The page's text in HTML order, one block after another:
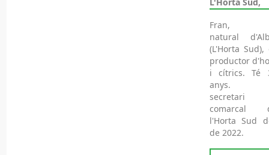
Fran,
natural
(L'Horta Sud),
productor
i cítrics. Té
anys.
secretari
comarcal
l'Horta Sud
de 2022.